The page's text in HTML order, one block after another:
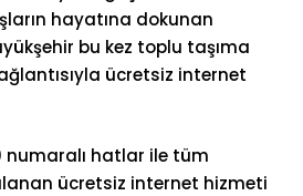
hayatına dokunan
bu kez toplu taşıma
ücretsiz internet
numaralı hatlar ile tüm
ücretsiz internet hizmeti